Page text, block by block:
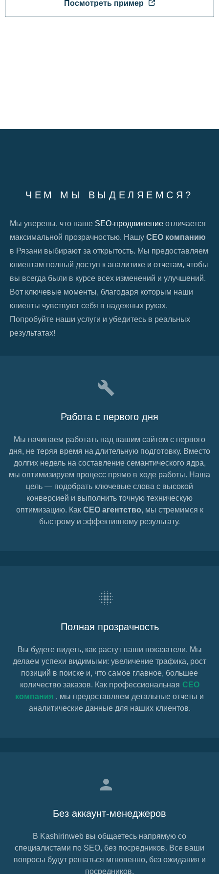
Посмотреть пример
ЧЕМ МЫ ВЫДЕЛЯЕМСЯ?
Мы уверены, что наше SEO-продвижение отличается
максимальной прозрачностью. Нашу СЕО компанию
в Рязани выбирают за открытость. Мы предоставляем
клиентам полный доступ к аналитике и отчетам, чтобы
вы всегда были в курсе всех изменений и улучшений.
Вот ключевые моменты, благодаря которым наши
клиенты чувствуют себя в надежных руках.
Попробуйте наши услуги и убедитесь в реальных
результатах!
Работа с первого дня
Мы начинаем работать над вашим сайтом с первого
дня, не теряя время на длительную подготовку. Вместо
долгих недель на составление семантического ядра,
мы оптимизируем процесс прямо в ходе работы. Наша
цель — подобрать ключевые слова с высокой
конверсией и выполнить точную техническую
оптимизацию. Как СЕО агентство, мы стремимся к
быстрому и эффективному результату.
Полная прозрачность
Вы будете видеть, как растут ваши показатели. Мы
делаем успехи видимыми: увеличение трафика, рост
позиций в поиске и, что самое главное, большее
количество заказов. Как профессиональная СЕО
компания , мы предоставляем детальные отчеты и
аналитические данные для наших клиентов.
Без аккаунт-менеджеров
В Kashirinweb вы общаетесь напрямую со
специалистами по SEO, без посредников. Все ваши
вопросы будут решаться мгновенно, без ожидания и
посредников.